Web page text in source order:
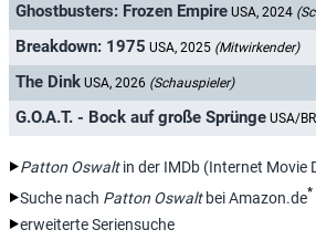
Ghostbusters: Frozen Empire USA, 2024
Breakdown: 1975 USA, 2025 (Mitwirkender)
The Dink USA, 2026 (Schauspieler)
G.O.A.T. - Bock auf große Sprünge USA/
Patton Oswaltin der IMDb (Internet Movie
Suche nach Patton Oswaltbei Amazon.de*
erweiterte Seriensuche